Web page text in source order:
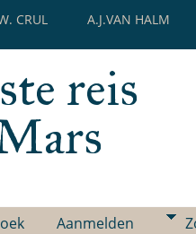
CRUL A.J.VAN HALM
reis
Aanmelden